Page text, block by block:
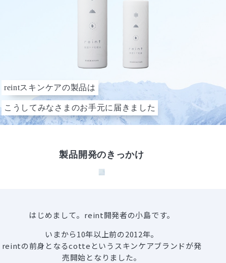
reintスキンケアの製品は
こうしてみなさまのお手元に届きました
製品開発のきっかけ
はじめまして。reint開発者の小島です。
いまから10年以上前の2012年。
reintの前身となるcotteというスキンケアブランドが発
売開始となりました。